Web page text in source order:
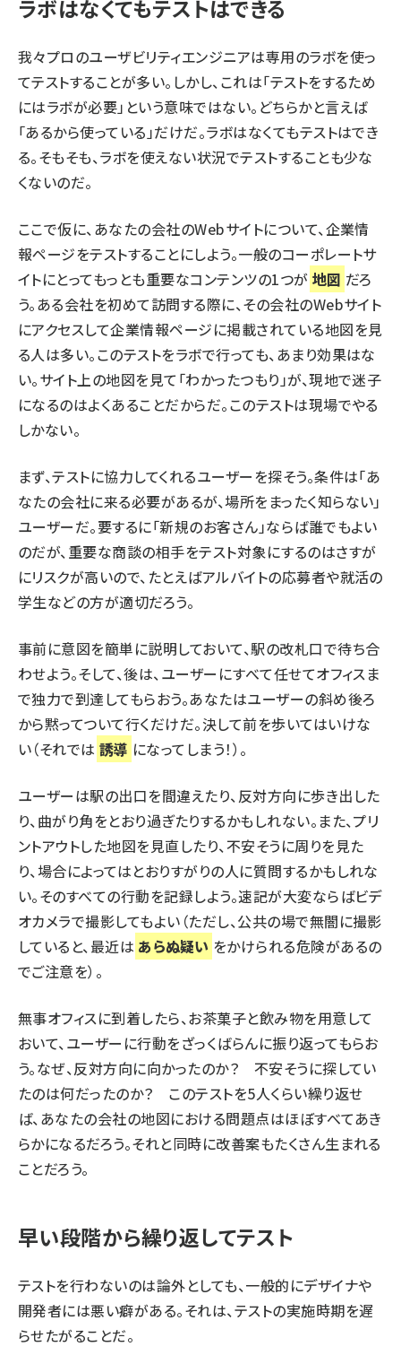
ラボはなくてもテストはできる
我々プロのユーザビリティエンジニアは専用のラボを使っ
てテストすることが多い。しかし、これは「テストをするため
にはラボが必要」という意味ではない。どちらかと言えば
「あるから使っている」だけだ。ラボはなくてもテストはでき
る。そもそも、ラボを使えない状況でテストすることも少な
くないのだ。
ここで仮に、あなたの会社のWebサイトについて、企業情
報ページをテストすることにしよう。一般のコーポレートサ
イトにとってもっとも重要なコンテンツの1つが 地図 だろ
う。ある会社を初めて訪問する際に、その会社のWebサイト
にアクセスして企業情報ページに掲載されている地図を見
る人は多い。このテストをラボで行っても、あまり効果はな
い。サイト上の地図を見て「わかったつもり」が、現地で迷子
になるのはよくあることだからだ。このテストは現場でやる
しかない。
まず、テストに協力してくれるユーザーを探そう。条件は「あ
なたの会社に来る必要があるが、場所をまったく知らない」
ユーザーだ。要するに「新規のお客さん」ならば誰でもよい
のだが、重要な商談の相手をテスト対象にするのはさすが
にリスクが高いので、たとえばアルバイトの応募者や就活の
学生などの方が適切だろう。
事前に意図を簡単に説明しておいて、駅の改札口で待ち合
わせよう。そして、後は、ユーザーにすべて任せてオフィスま
で独力で到達してもらおう。あなたはユーザーの斜め後ろ
から黙ってついて行くだけだ。決して前を歩いてはいけな
い（それでは 誘導 になってしまう！）。
ユーザーは駅の出口を間違えたり、反対方向に歩き出した
り、曲がり角をとおり過ぎたりするかもしれない。また、プリ
ントアウトした地図を見直したり、不安そうに周りを見た
り、場合によってはとおりすがりの人に質問するかもしれな
い。そのすべての行動を記録しよう。速記が大変ならばビデ
オカメラで撮影してもよい（ただし、公共の場で無闇に撮影
していると、最近は あらぬ疑い をかけられる危険があるの
でご注意を）。
無事オフィスに到着したら、お茶菓子と飲み物を用意して
おいて、ユーザーに行動をざっくばらんに振り返ってもらお
う。なぜ、反対方向に向かったのか？ 不安そうに探してい
たのは何だったのか？ このテストを5人くらい繰り返せ
ば、あなたの会社の地図における問題点はほぼすべてあき
らかになるだろう。それと同時に改善案もたくさん生まれる
ことだろう。
早い段階から繰り返してテスト
テストを行わないのは論外としても、一般的にデザイナや
開発者には悪い癖がある。それは、テストの実施時期を遅
らせたがることだ。